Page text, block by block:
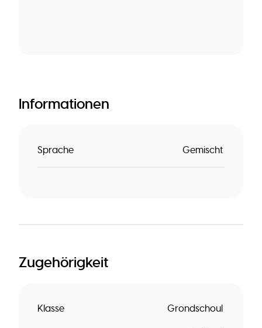
Informationen
Sprache Gemischt
Zugehörigkeit
Klasse Grondschoul